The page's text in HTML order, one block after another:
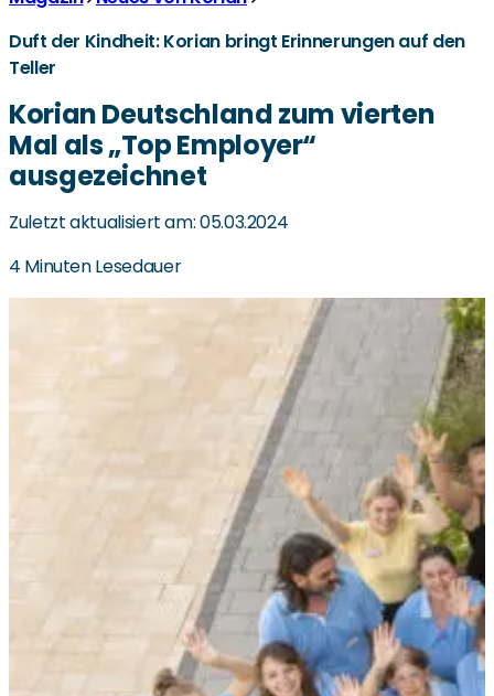
Duft der Kindheit: Korian bringt Erinnerungen auf den
Teller
Korian Deutschland zum vierten
Mal als „Top Employer“
ausgezeichnet
Zuletzt aktualisiert am: 05.03.2024
4 Minuten Lesedauer